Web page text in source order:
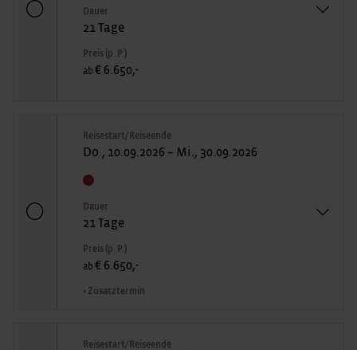
Dauer
21 Tage
Preis (p. P.)
ab € 6.650,-
Reisestart/Reiseende
Do., 10.09.2026 – Mi., 30.09.2026
Dauer
21 Tage
Preis (p. P.)
ab € 6.650,-
• Zusatztermin
Reisestart/Reiseende